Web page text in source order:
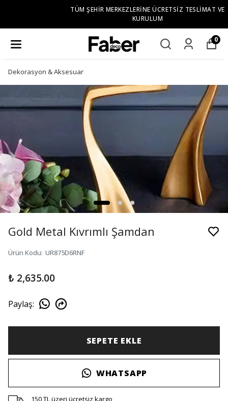
TÜM ŞEHIR MERKEZLERINE ÜCRETSIZ TESLIMAT VE
0
Dekorasyon & Aksesuar
Gold Metal Kıvrımlı Şamdan
Ürün Kodu: UR875D6RNF
₺ 2,635.00
Paylaş:
SEPETE EKLE
WHATSAPP
150 TL üzeri ücretsiz kargo